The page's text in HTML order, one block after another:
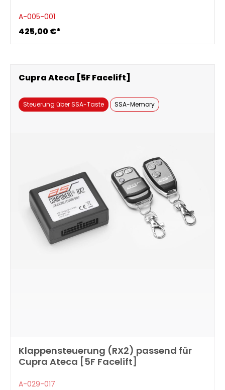
A-005-001
425,00 €*
Klappensteuerung (RX2) passend für
Cupra Ateca [5F Facelift]
A-029-017
Cupra Ateca [5F Facelift]
Steuerung über SSA-Taste SSA-Memory